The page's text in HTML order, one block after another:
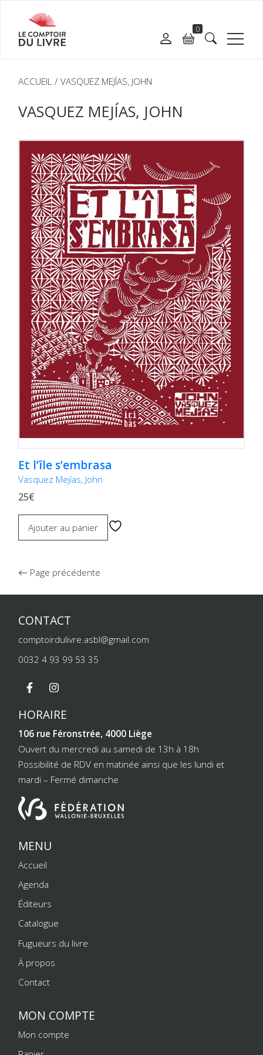
0
ACCUEIL VASQUEZ MEJÍAS, JOHN
VASQUEZ MEJÍAS, JOHN
Et l’île s’embrasa
Vasquez Mejías, John
25€
Ajouter au panier
Page précédente
CONTACT
comptoirdulivre.asbl@gmail.com
0032 4 93 99 53 35
HORAIRE
106 rue Féronstrée, 4000 Liège
Ouvert du mercredi au samedi de 13h à 18h
Possibilité de RDV en matinée ainsi que les lundi et
mardi – Fermé dimanche
MENU
Accueil
Agenda
Éditeurs
Catalogue
Fugueurs du livre
À propos
Contact
MON COMPTE
Mon compte